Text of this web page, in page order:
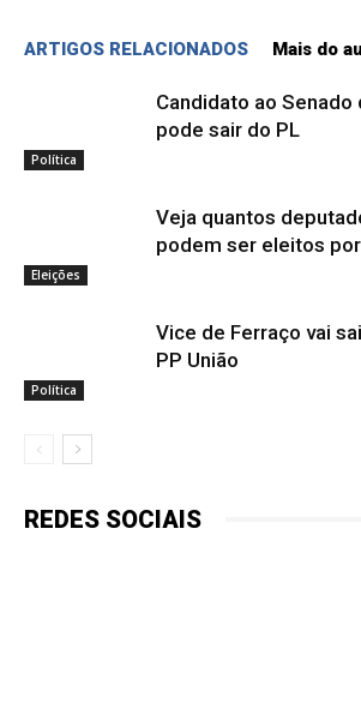
ARTIGOS RELACIONADOS Mais do
Política
Candidato ao
pode sair do PL
Eleições
Veja quantos
podem ser eleitos
Política
Vice de Ferraço vai
PP União
REDES SOCIAIS